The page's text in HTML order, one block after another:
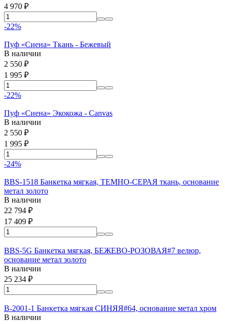
4 970 ₽
-22%
Пуф «Сиена» Ткань - Бежевый
В наличии
2 550 ₽
1 995 ₽
-22%
Пуф «Сиена» Экокожа - Canvas
В наличии
2 550 ₽
1 995 ₽
-24%
BBS-1518 Банкетка мягкая, ТЕМНО-СЕРАЯ ткань, основание
метал золото
В наличии
22 794 ₽
17 409 ₽
BBS-5G Банкетка мягкая, БЕЖЕВО-РОЗОВАЯ#7 велюр,
основание метал золото
В наличии
25 234 ₽
B-2001-1 Банкетка мягкая СИНЯЯ#64, основание метал хром
В наличии